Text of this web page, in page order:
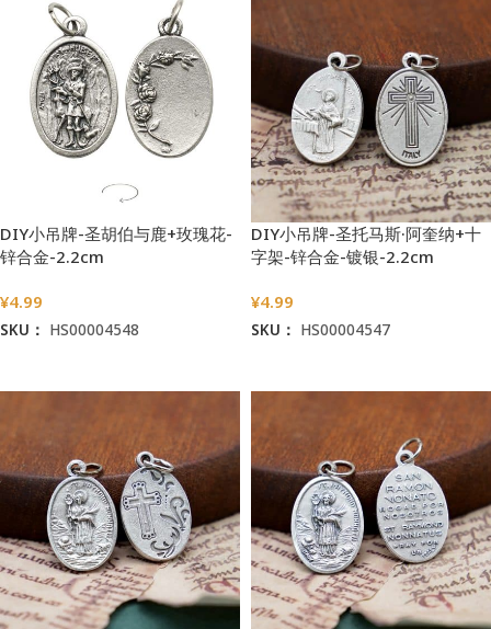
DIY小吊牌-圣胡伯与鹿+玫瑰花-
锌合金-2.2cm
¥4.99
SKU： HS00004548
DIY小吊牌-圣托马斯·阿奎纳+十
字架-锌合金-镀银-2.2cm
¥4.99
SKU： HS00004547